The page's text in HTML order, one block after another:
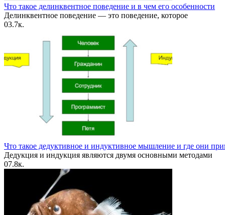
Что такое делинквентное поведение и в чем его особенности
Делинквентное поведение — это поведение, которое
03.7к.
Что такое дедуктивное и индуктивное мышление и где они
Дедукция и индукция являются двумя основными методами
07.8к.